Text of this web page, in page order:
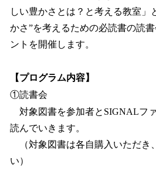
しい豊かさとは？と考える教室」
かさ”を考えるための必読書の読
ントを開催します。
【プログラム内容】
①読書会
対象図書を参加者とSIGNALフ
読んでいきます。
（対象図書は各自購入いただき
い）